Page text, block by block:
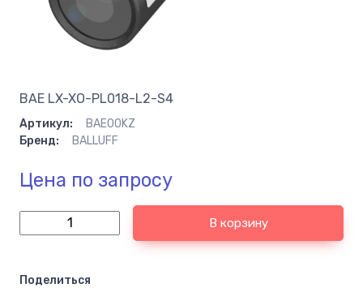
BAE LX-XO-PL018-L2-S4
Артикул:
BAE00KZ
Бренд:
BALLUFF
Цена по запросу
В корзину
Поделиться